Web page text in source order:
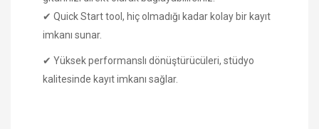
✔ Quick Start tool, hiç olmadığı kadar kolay bir kayıt
imkanı sunar.
✔ Yüksek performanslı dönüştürücüleri, stüdyo
kalitesinde kayıt imkanı sağlar.